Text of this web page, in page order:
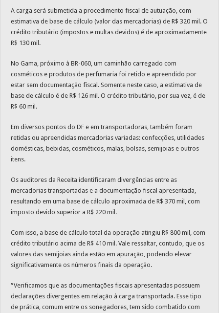
A carga será submetida a procedimento fiscal de autuação, com
estimativa de base de cálculo (valor das mercadorias) de R$ 320 mil. O
crédito tributário (impostos e multas devidos) é de aproximadamente
R$ 130 mil.
No Gama, próximo à BR-060, um caminhão carregado com
cosméticos e produtos de perfumaria foi retido e apreendido por
estar sem documentação fiscal. Somente neste caso, a estimativa de
base de cálculo é de R$ 126 mil. O crédito tributário, por sua vez, é de
R$ 60 mil.
Em diversos pontos do DF e em transportadoras, também foram
retidas ou apreendidas mercadorias variadas: confecções, utilidades
domésticas, bebidas, cosméticos, malas, bolsas, semijoias e outros
itens.
Os auditores da Receita identificaram divergências entre as
mercadorias transportadas e a documentação fiscal apresentada,
resultando em uma base de cálculo aproximada de R$ 370 mil, com
imposto devido superior a R$ 220 mil.
Com isso, a base de cálculo total da operação atingiu R$ 800 mil, com
crédito tributário acima de R$ 410 mil. Vale ressaltar, contudo, que os
valores das semijoias ainda estão em apuração, podendo elevar
significativamente os números finais da operação.
“Verificamos que as documentações fiscais apresentadas possuem
declarações divergentes em relação à carga transportada. Esse tipo
de prática, comum entre os sonegadores, tem sido combatido com